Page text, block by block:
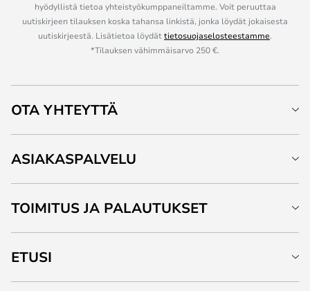
hyödyllistä tietoa yhteistyökumppaneiltamme. Voit peruuttaa
uutiskirjeen tilauksen koska tahansa linkistä, jonka löydät jokaisesta
uutiskirjeestä. Lisätietoa löydättietosuojaselosteestamme.
*Tilauksen vähimmäisarvo 250 €.
OTA YHTEYTTÄ
ASIAKASPALVELU
TOIMITUS JA PALAUTUKSET
ETUSI